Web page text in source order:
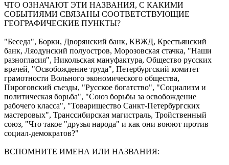
ЧТО ОЗНАЧАЮТ ЭТИ НАЗВАНИЯ, С КАКИМИ
СОБЫТИЯМИ СВЯЗАНЫ СООТВЕТСТВУЮЩИЕ
ГЕОГРАФИЧЕСКИЕ ПУНКТЫ?
"Беседа", Борки, Дворянский банк, КВЖД, Крестьянский
банк, Ляодунский полуостров, Морозовская стачка, "Наши
разногласия", Никольская мануфактура, Общество русских
врачей, "Освобождение труда", Петербургский комитет
грамотности Вольного экономического общества,
Пироговский съезды, "Русское богатство", "Социализм и
политическая борьба", "Союз борьбы за освобождение
рабочего класса", "Товарищество Санкт-Петербургских
мастеровых", Транссибирская магистраль, Тройственный
союз, "Что такое "друзья народа" и как они воюют против
социал-демократов?"
ВСПОМНИТЕ ИМЕНА ИЛИ НАЗВАНИЯ: